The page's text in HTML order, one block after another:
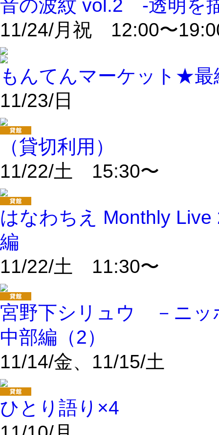
音の波紋 vol.2 -透明を
11/24/月祝 12:00〜
もんてんマーケット★
11/23/日
（貸切利用）
11/22/土 15:30〜
はなわちえ Monthly
編
11/22/土 11:30〜
宮野下シリュウ －ニ
中部編（2）
11/14/金、11/15/土
ひとり語り×4